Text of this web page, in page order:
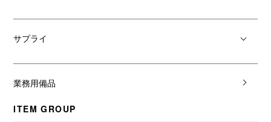
サプライ
業務用備品
ITEM GROUP